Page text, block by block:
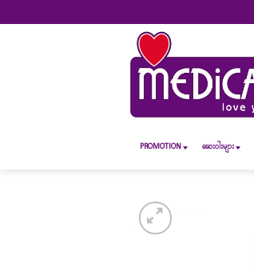
to
PROMOTION ဆေး၀ါးများ